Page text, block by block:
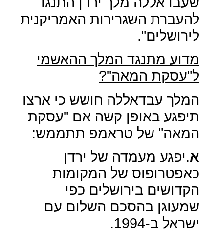
להעברת השגרירות האמריקנית
לירושלים".
מדוע מתנגד המלך ההאשמי
ל"עסקת המאה"?
המלך עבדאללה חושש כי ארצו
תיפגע באופן קשה אם "עסקת
המאה" של טראמפ תתממש:
א.יפגע מעמדה של ירדן
כאפטרופוס של המקומות
הקדושים בירושלים כפי
שמעוגן בהסכם השלום עם
ישראל ב-1994.